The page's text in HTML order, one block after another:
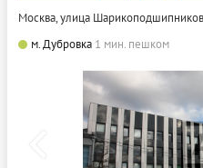
Москва, улица
м. Дубровка 1 мин. пешком